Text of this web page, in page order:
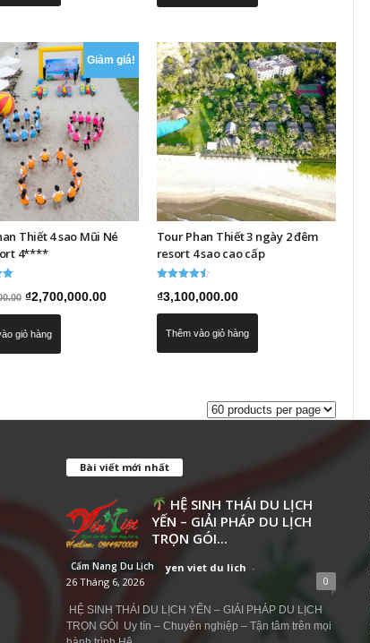
Giảm giá!
Thiết 4 sao Mũi Né
4****
Giá
gốc
là:
₫2,700,000.00Giá
giỏ hàng
Tour Phan Thiết 3 ngày 2 đêm
resort 4 sao cao cấp
hạng
5 sao
₫3,100,000.00
Thêm vào giỏ hàng
Bài viết mới nhất
HỆ SINH THÁI DU LỊCH
YẾN – GIẢI PHÁP DU LỊCH
TRỌN GÓI...
Cẩm Nang Du Lịch yen viet du lich -
26 Tháng 6, 2026
0
HỆ SINH THÁI DU LỊCH YẾN – GIẢI PHÁP DU LỊCH
TRỌN GÓI Uy tín – Chuyên nghiệp – Tận tâm trên mọi